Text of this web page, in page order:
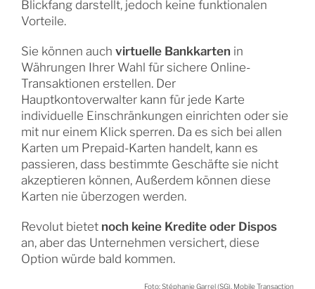
Blickfang darstellt, jedoch keine funktionalen
Vorteile.
Sie können auch virtuelle Bankkarten in
Währungen Ihrer Wahl für sichere Online-
Transaktionen erstellen. Der
Hauptkontoverwalter kann für jede Karte
individuelle Einschränkungen einrichten oder sie
mit nur einem Klick sperren. Da es sich bei allen
Karten um Prepaid-Karten handelt, kann es
passieren, dass bestimmte Geschäfte sie nicht
akzeptieren können, Außerdem können diese
Karten nie überzogen werden.
Revolut bietet noch keine Kredite oder Dispos
an, aber das Unternehmen versichert, diese
Option würde bald kommen.
Foto: Stéphanie Garrel (SG), Mobile Transaction